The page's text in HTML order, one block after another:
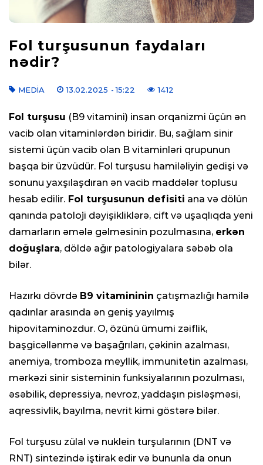
Fol turşusunun faydaları
nədir?
MEDIA 13.02.2025 - 15:22 1412
Fol turşusu (B9 vitamini) insan orqanizmi üçün ən
vacib olan vitaminlərdən biridir. Bu, sağlam sinir
sistemi üçün vacib olan B vitaminləri qrupunun
başqa bir üzvüdür. Fol turşusu hamiləliyin gedişi və
sonunu yaxşılaşdıran ən vacib maddələr toplusu
hesab edilir. Fol turşusunun defisiti ana və dölün
qanında patoloji dəyişikliklərə, cift və uşaqlıqda yeni
damarların əmələ gəlməsinin pozulmasına, erkən
doğuşlara, döldə ağır patologiyalara səbəb ola
bilər.
Hazırkı dövrdə B9 vitamininin çatışmazlığı hamilə
qadınlar arasında ən geniş yayılmış
hipovitaminozdur. O, özünü ümumi zəiflik,
başgicəllənmə və başağrıları, çəkinin azalması,
anemiya, tromboza meyllik, immunitetin azalması,
mərkəzi sinir sisteminin funksiyalarının pozulması,
əsəbilik, depressiya, nevroz, yaddaşın pisləşməsi,
aqressivlik, bayılma, nevrit kimi göstərə bilər.
Fol turşusu zülal və nuklein turşularının (DNT və
RNT) sintezində iştirak edir və bununla da onun